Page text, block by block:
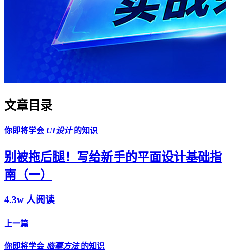
文章目录
你即将学会 UI设计的知识
别被拖后腿！写给新手的平面设计基础指
南（一）
4.3w 人阅读
上一篇
你即将学会 临摹方法的知识